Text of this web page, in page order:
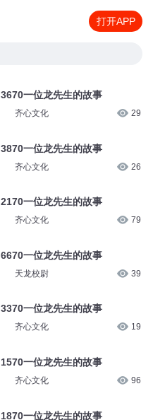
打开APP
3670一位龙先生的故事
齐心文化 29
3870一位龙先生的故事
齐心文化 26
2170一位龙先生的故事
齐心文化 79
6670一位龙先生的故事
天龙校尉 39
3370一位龙先生的故事
齐心文化 19
1570一位龙先生的故事
齐心文化 96
1870一位龙先生的故事